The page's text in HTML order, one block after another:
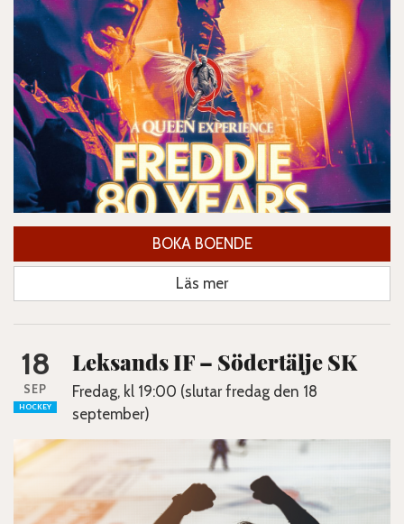
BOKA BOENDE
Läs mer
18
SEP
HOCKEY
Leksands IF – Södertälje SK
Fredag, kl 19:00 (slutar fredag den 18
september)